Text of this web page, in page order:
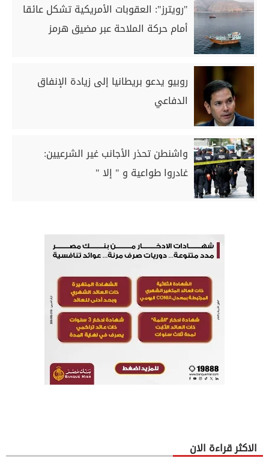
"رويترز": العقوبات الأمريكية تشكل عائقا
أمام حركة الملاحة عبر مضيق هرمز
روبيو يدعو بريطانيا إلى زيادة الإنفاق
الدفاعي
واشنطن تحذر الأجانب غير الشرعيين:
غادروا طواعية و " إلا "
الاكثر قراءة الان